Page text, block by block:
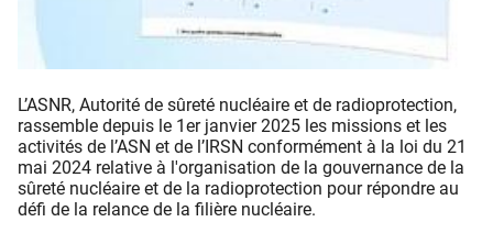
L’ASNR, Autorité de sûreté nucléaire et de radioprotection,
rassemble depuis le 1er janvier 2025 les missions et les
activités de l’ASN et de l’IRSN conformément à la loi du 21
mai 2024 relative à l'organisation de la gouvernance de la
sûreté nucléaire et de la radioprotection pour répondre au
défi de la relance de la filière nucléaire.